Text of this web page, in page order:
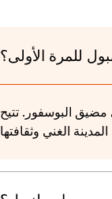
للمرة الأولى؟
مضيق البوسفور. تتيح